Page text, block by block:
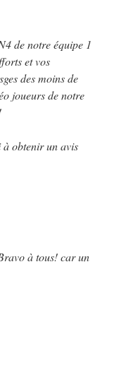
de notre équipe 1
et vos
des moins de
joueurs de notre
à obtenir un avis
à tous! car un